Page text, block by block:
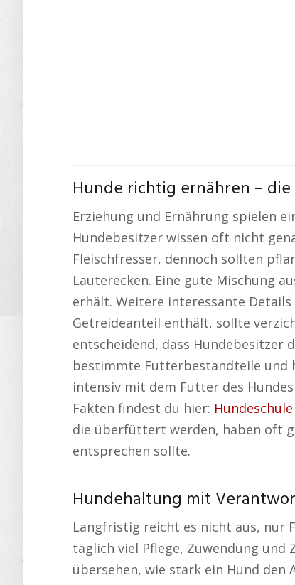
Hunde richtig ernähren –
Erziehung und Ernährung spielen
Hundebesitzer wissen oft nicht
Fleischfresser, dennoch sollten
Lauterecken. Eine gute Mischung
erhält. Weitere interessante
Getreideanteil enthält, sollte
entscheidend, dass Hundebesitzer
bestimmte Futterbestandteile und
intensiv mit dem Futter des
Fakten findest du hier:
die überfüttert werden, haben oft
entsprechen sollte.
Hundehaltung mit
Langfristig reicht es nicht aus, nur
täglich viel Pflege, Zuwendung und
übersehen, wie stark ein Hund den